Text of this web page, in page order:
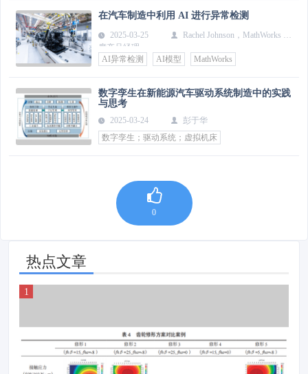
在汽车制造中利用 AI 进行异常检测
2025-03-25
Rachel Johnson，MathWorks 首
席产品经理
AI异常检测
AI模型 MathWorks
数字孪生在新能源汽车驱动系统制造中的实践
与思考
2025-03-24
彭于华
数字孪生；驱动系统；虚拟机床
0
热点文章